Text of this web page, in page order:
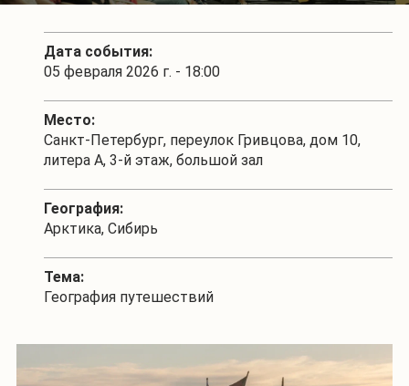
Дата события:
05 февраля 2026 г. - 18:00
Место:
Санкт-Петербург, переулок Гривцова, дом 10,
литера А, 3-й этаж, большой зал
География:
Арктика, Сибирь
Тема:
География путешествий